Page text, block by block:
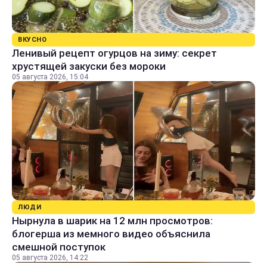
ВКУСНО
Ленивый рецепт огурцов на зиму: секрет
хрустящей закуски без мороки
05 августа 2026, 15:04
ЛЮДИ
Нырнула в шарик на 12 млн просмотров:
блогерша из мемного видео объяснила
смешной поступок
05 августа 2026, 14:22